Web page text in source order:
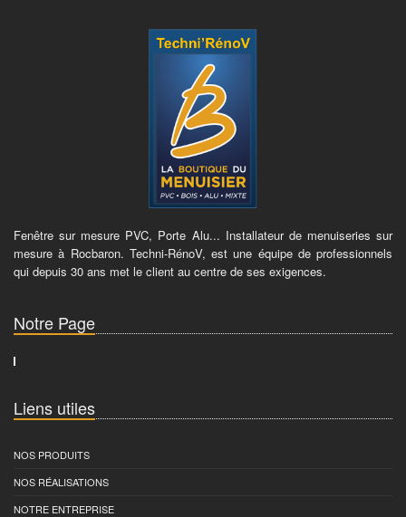
Fenêtre sur mesure PVC, Porte Alu... Installateur de menuiseries sur
mesure à Rocbaron. Techni-RénoV, est une équipe de professionnels
qui depuis 30 ans met le client au centre de ses exigences.
Notre Page
Liens utiles
NOS PRODUITS
NOS RÉALISATIONS
NOTRE ENTREPRISE